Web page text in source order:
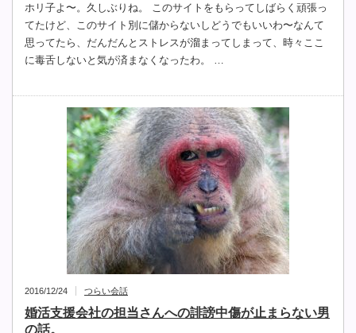
ホリ子よ〜。久しぶりね。 このサイトをもらってしばらく頑張っ
てたけど、このサイト別に儲からないしどうでもいいわ〜なんて
思ってたら、だんだんとストレスが溜まってしまって、時々ここ
に毒舌しないと気が済まなくなったわ。 …
2016/12/24 つらい会話
婚活支援会社の担当さんへの誹謗中傷が止まらない男
の話。